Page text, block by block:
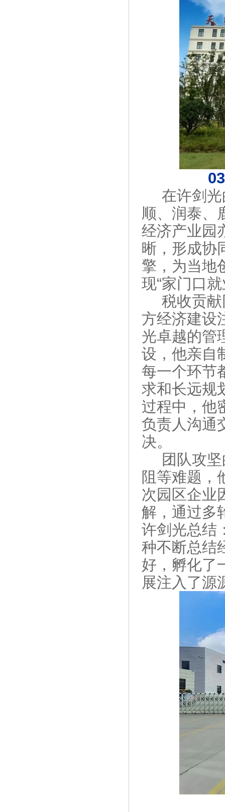
在许剑
顺、润泰、
经济产业园
晰，形成协
擎，为当地
现“家门口
税收贡
方经济建设
光卓越的管
设，他亲自
每一个环节
求和长远规
过程中，他
负责人沟通
决。
团队攻
阻等难题，
次园区企业
解，通过多
许剑光总结
种不断总结
好，孵化了
展注入了源